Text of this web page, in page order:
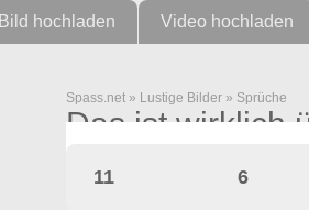
Bild hochladen Video hochladen
Spass.net » Lustige Bilder » Sprüche
Das ist wirklich
11 6